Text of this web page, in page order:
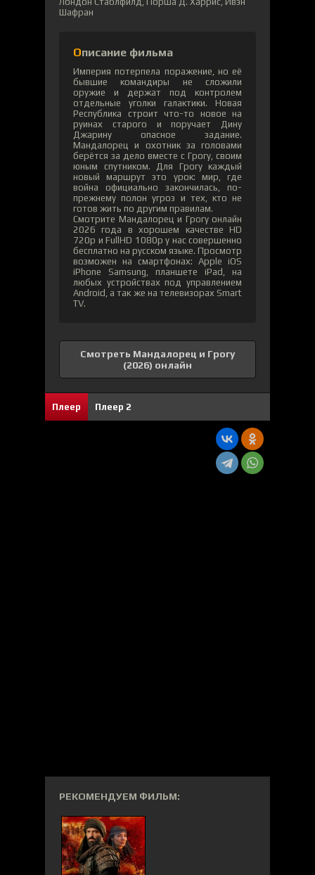
Шафран
Описание фильма
Империя потерпела поражение, но её
бывшие командиры не сложили
оружие и держат под контролем
отдельные уголки галактики. Новая
Республика строит что-то новое на
руинах старого и поручает Дину
Джарину опасное задание.
Мандалорец и охотник за головами
берётся за дело вместе с Грогу, своим
юным спутником. Для Грогу каждый
новый маршрут это урок: мир, где
война официально закончилась, по-
прежнему полон угроз и тех, кто не
готов жить по другим правилам.
Смотрите Мандалорец и Грогу онлайн
2026 года в хорошем качестве HD
720p и FullHD 1080p у нас совершенно
бесплатно на русском языке. Просмотр
возможен на смартфонах: Apple iOS
iPhone Samsung, планшете iPad, на
любых устройствах под управлением
Android, а так же на телевизорах Smart
TV.
Смотреть Мандалорец и Грогу
(2026) онлайн
Плеер Плеер 2
РЕКОМЕНДУЕМ ФИЛЬМ: